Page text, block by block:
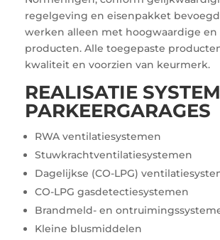
regelgeving en eisenpakket
werken alleen met hoogwaardige en
producten. Alle toegepaste
kwaliteit en voorzien van keurmerk.
REALISATIE
PARKEERGARAGES
RWA ventilatiesystemen
Stuwkrachtventilatiesystemen
Dagelijkse (CO-LPG)
CO-LPG gasdetectiesystemen
Brandmeld- en
Kleine blusmiddelen